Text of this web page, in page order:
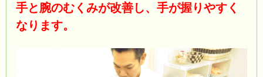
手と腕のむくみが改善し、手が握りやすく
なります。